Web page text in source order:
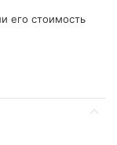
его стоимость